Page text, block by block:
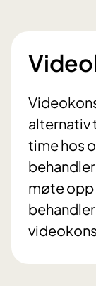
alternativ
time hos
møte opp